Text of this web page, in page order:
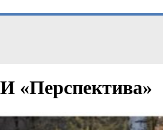
«Перспектива»